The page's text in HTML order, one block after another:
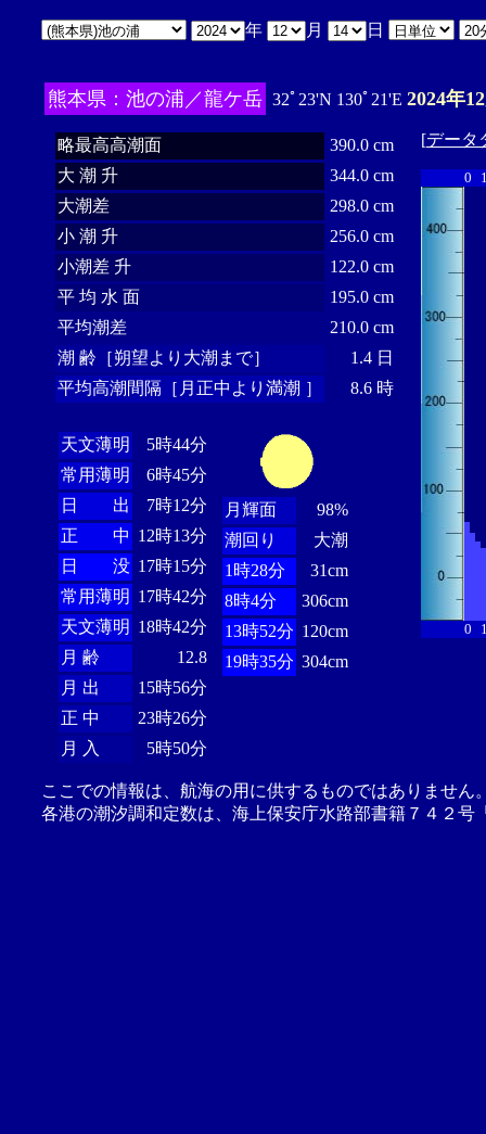
年 月 日
熊本県：池の浦／龍ケ岳 32ﾟ23'N 130ﾟ21'E 2024年
略最高高潮面
390.0 cm
大 潮 升
344.0 cm
大潮差
298.0 cm
小 潮 升
256.0 cm
小潮差 升
122.0 cm
平 均 水 面
195.0 cm
平均潮差
210.0 cm
潮 齢［朔望より大潮まで］
1.4 日
平均高潮間隔［月正中より満潮 ］
8.6 時
天文薄明
5時44分
常用薄明
6時45分
日 出
7時12分
正 中 12時13分
日 没 17時15分
常用薄明 17時42分
天文薄明 18時42分
月 齢
12.8
月 出
15時56分
正 中
23時26分
月 入
5時50分
月輝面
98%
潮回り
大潮
1時28分
31cm
8時4分
306cm
13時52分 120cm
19時35分 304cm
[データ
0
0
ここでの情報は、航海の用に供するものではありませ
各港の潮汐調和定数は、海上保安庁水路部書籍７４２